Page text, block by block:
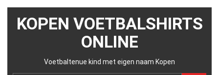
KOPEN VOETBALSHIRTS
ONLINE
Voetbaltenue kind met eigen naam Kopen